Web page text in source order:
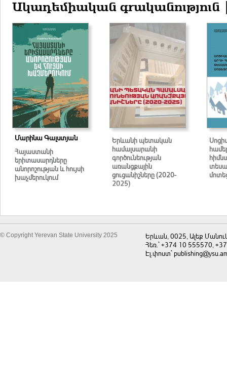
Ակադեմիական
Մարինա Գալստյան
Հայաստանի
երիտասարդները
անորոշության և հույսի
խաչմերուկում
Երևանի պետական
համալսարանի
գործունեության
առանցքային
ցուցանիշները (2020-
2025)
© Copyright Yerevan State University 2025
Երևան, 0025, Ալեք
Հեռ.` +374 10 555570,
Էլ.փոստ`